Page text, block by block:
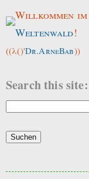
Willkommen im
Weltenwald!
((λ()'Dr.ArneBab))
Search this site: